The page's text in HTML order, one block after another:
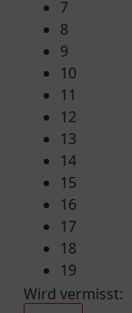
7
8
9
10
11
12
13
14
15
16
17
18
19
Wird vermisst: